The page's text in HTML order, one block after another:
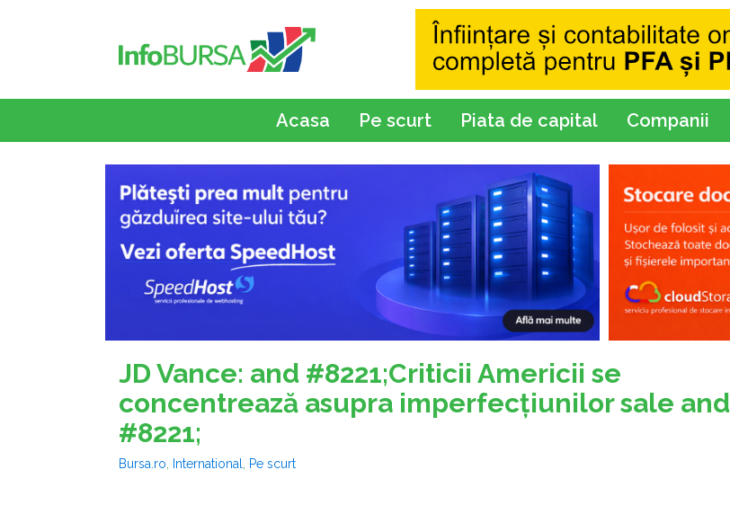
Acasa Pe scurt Piata de capital Companii
JD Vance: and #8221;Criticii Americii se
concentrează asupra imperfecţiunilor sale and
#8221;
Bursa.ro International Pe scurt